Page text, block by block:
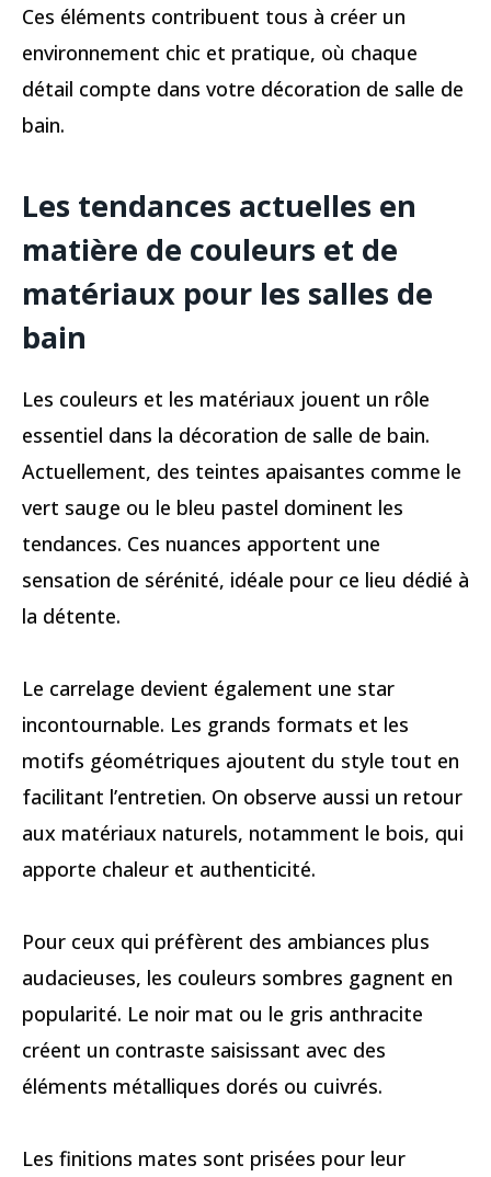
Ces éléments contribuent tous à créer un
environnement chic et pratique, où chaque
détail compte dans votre décoration de salle de
bain.
Les tendances actuelles en
matière de couleurs et de
matériaux pour les salles de
bain
Les couleurs et les matériaux jouent un rôle
essentiel dans la décoration de salle de bain.
Actuellement, des teintes apaisantes comme le
vert sauge ou le bleu pastel dominent les
tendances. Ces nuances apportent une
sensation de sérénité, idéale pour ce lieu dédié à
la détente.
Le carrelage devient également une star
incontournable. Les grands formats et les
motifs géométriques ajoutent du style tout en
facilitant l’entretien. On observe aussi un retour
aux matériaux naturels, notamment le bois, qui
apporte chaleur et authenticité.
Pour ceux qui préfèrent des ambiances plus
audacieuses, les couleurs sombres gagnent en
popularité. Le noir mat ou le gris anthracite
créent un contraste saisissant avec des
éléments métalliques dorés ou cuivrés.
Les finitions mates sont prisées pour leur